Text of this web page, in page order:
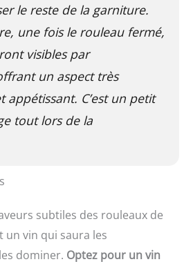
le reste de la garniture.
une fois le rouleau fermé,
visibles par
un aspect très
appétissant. C’est un petit
tout lors de la
subtiles des rouleaux de
vin qui saura les
dominer. Optez pour un vin